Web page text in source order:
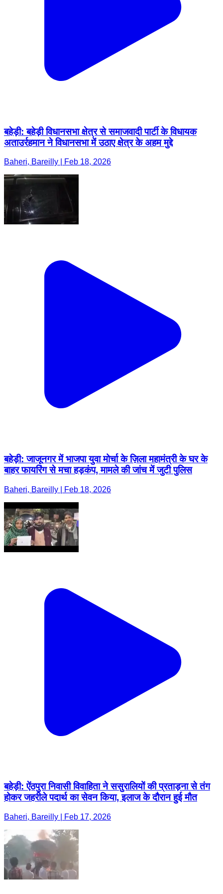
बहेड़ी: बहेड़ी विधानसभा क्षेत्र से समाजवादी पार्टी के विधायक
अताउर्रहमान ने विधानसभा में उठाए क्षेत्र के अहम मुद्दे
Baheri, Bareilly | Feb 18, 2026
बहेड़ी: जाजूनगर में भाजपा युवा मोर्चा के ज़िला महामंत्री के घर के
बाहर फायरिंग से मचा हड़कंप, मामले की जांच में जुटी पुलिस
Baheri, Bareilly | Feb 18, 2026
बहेड़ी: ऐंठपुरा निवासी विवाहिता ने ससुरालियों की प्रताड़ना से तंग
होकर जहरीले पदार्थ का सेवन किया, इलाज के दौरान हुई मौत
Baheri, Bareilly | Feb 17, 2026